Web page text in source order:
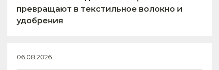
превращают в текстильное волокно и
удобрения
06.08.2026